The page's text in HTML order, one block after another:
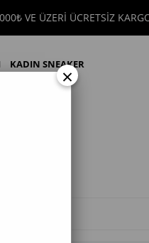
ÜCRETSİZ KARGO
KADIN SNEAKER
×